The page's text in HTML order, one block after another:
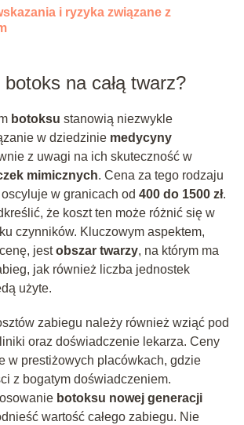
i ryzyka związane z
na całą twarz?
botoksu stanowią niezwykle
w dziedzinie medycyny
z uwagi na ich skuteczność w
mimicznych. Cena za tego rodzaju
w granicach od 400 do 1500 zł.
że koszt ten może różnić się w
czynników. Kluczowym aspektem,
jestobszar twarzy, na którym ma
jak również liczba jednostek
użyte.
zabiegu należy również wziąć pod
oraz doświadczenie lekarza. Ceny
w prestiżowych placówkach, gdzie
z bogatym doświadczeniem.
botoksu nowej generacji
wartość całego zabiegu. Nie